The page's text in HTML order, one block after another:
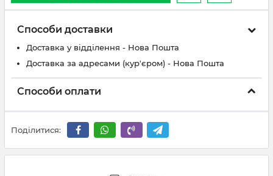
Способи доставки
Доставка у відділення - Нова Пошта
Доставка за адресами (кур'єром) - Нова Пошта
Способи оплати
Поділитися: